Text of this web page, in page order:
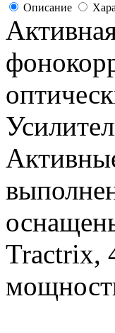
Описание
Tractrix,